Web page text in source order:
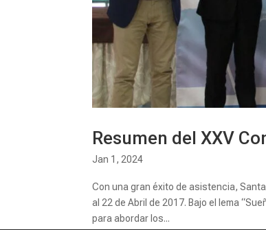
Resumen del XXV
Jan 1, 2024
Con una gran éxito de asistencia,
al 22 de Abril de 2017. Bajo el lema
para abordar los...